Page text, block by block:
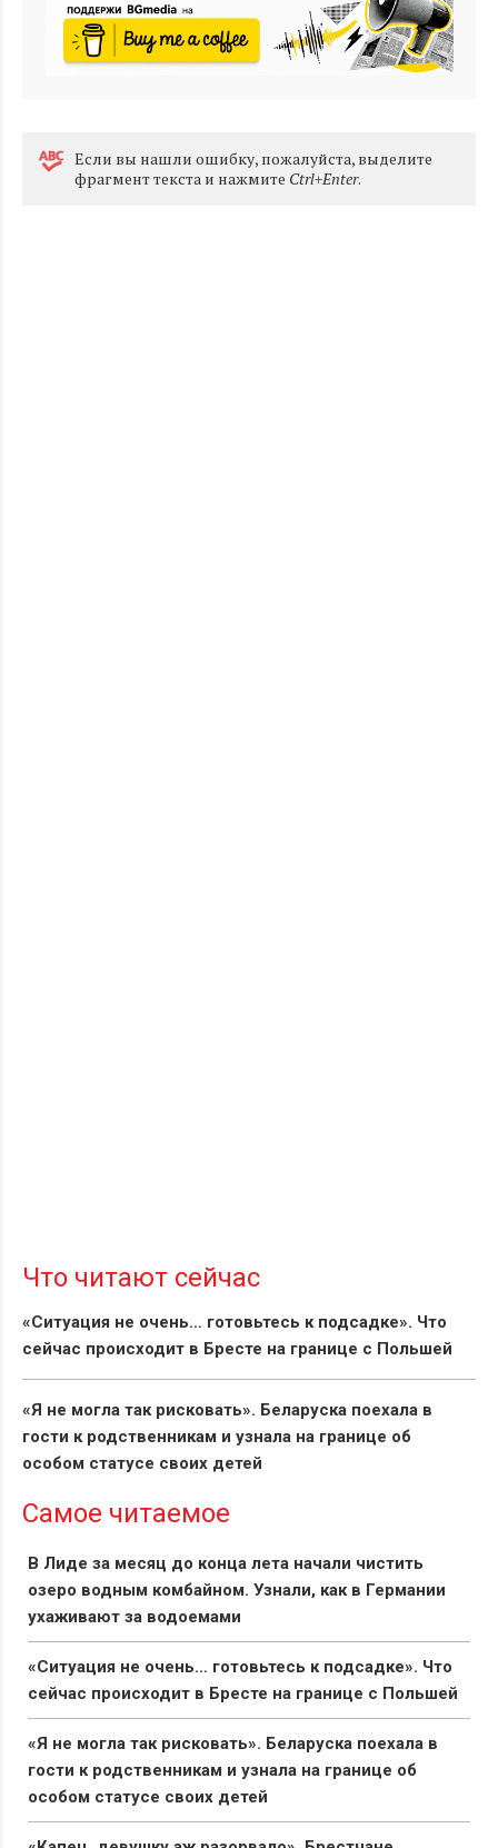
Eсли вы нашли ошибку, пожалуйста, выделите
фрагмент текста и нажмите Ctrl+Enter.
Что читают сейчас
«Ситуация не очень… готовьтесь к подсадке». Что
сейчас происходит в Бресте на границе с Польшей
«Я не могла так рисковать». Беларуска поехала в
гости к родственникам и узнала на границе об
особом статусе своих детей
Самое читаемое
В Лиде за месяц до конца лета начали чистить
озеро водным комбайном. Узнали, как в Германии
ухаживают за водоемами
«Ситуация не очень… готовьтесь к подсадке». Что
сейчас происходит в Бресте на границе с Польшей
«Я не могла так рисковать». Беларуска поехала в
гости к родственникам и узнала на границе об
особом статусе своих детей